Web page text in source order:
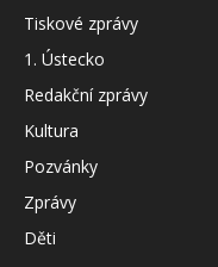
Tiskové zprávy
1. Ústecko
Redakční zprávy
Kultura
Pozvánky
Zprávy
Děti